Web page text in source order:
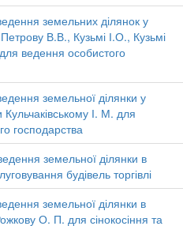
земельних ділянок у
В.В., Кузьмі І.О., Кузьмі
ведення особистого
земельної ділянки у
І. М. для
господарства
земельної ділянки в
будівель торгівлі
земельної ділянки в
О. П. для сінокосіння та